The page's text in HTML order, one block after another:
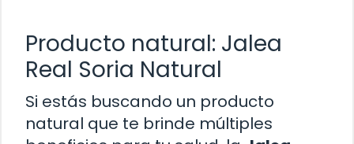
Producto natural: Jalea
Real Soria Natural
Si estás buscando un producto
natural que te brinde múltiples